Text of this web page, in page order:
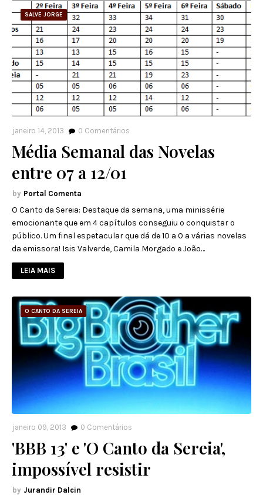
SALVE JORGE
janeiro 14, 2013 0 Comentários
Média Semanal das Novelas
entre 07 a 12/01
Portal Comenta
O Canto da Sereia: Destaque da semana, uma minissérie
emocionante que em 4 capítulos conseguiu o conquistar o
público. Um final espetacular que dá de 10 a 0 a várias novelas
da emissora! Isis Valverde, Camila Morgado e João…
LEIA MAIS
O CANTO DA SEREIA
janeiro 09, 2013 0 Comentários
'BBB 13' e 'O Canto da Sereia',
impossível resistir
Jurandir Dalcin